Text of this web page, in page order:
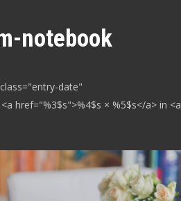
notebook
date"
href="%3$s">%4$s × %5$s</a> in <a